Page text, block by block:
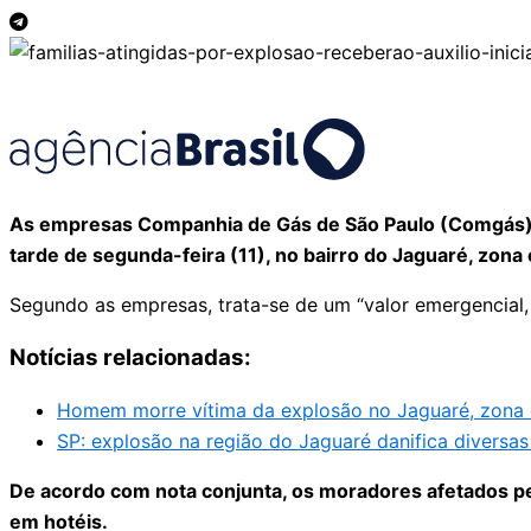
As empresas Companhia de Gás de São Paulo
tarde de segunda-feira (11), no bairro do Jaguaré,
Segundo as empresas, trata-se de um “valor
Notícias relacionadas:
Homem morre vítima da explosão no Jaguaré, zona
SP: explosão na região do Jaguaré danifica
De acordo com nota conjunta, os moradores afetados
em hotéis.